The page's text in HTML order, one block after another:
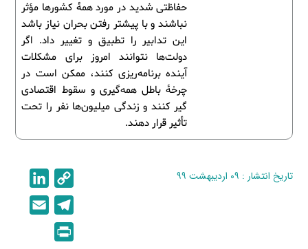
حفاظتی شدید در مورد همۀ کشورها مؤثر
نباشند و با پیشتر رفتن بحران نیاز باشد
این تدابیر را تطبیق و تغییر داد. اگر
دولت‌ها نتوانند امروز برای مشکلات
آینده برنامه‌ریزی کنند، ممکن است در
چرخۀ باطل همه‌گیری و سقوط اقتصادی
گیر کنند و زندگی میلیون‌ها نفر را تحت
تأثیر قرار دهند.
تاریخ انتشار : ۰۹ اردیبهشت ۹۹
o
p
y
i
n
e
l